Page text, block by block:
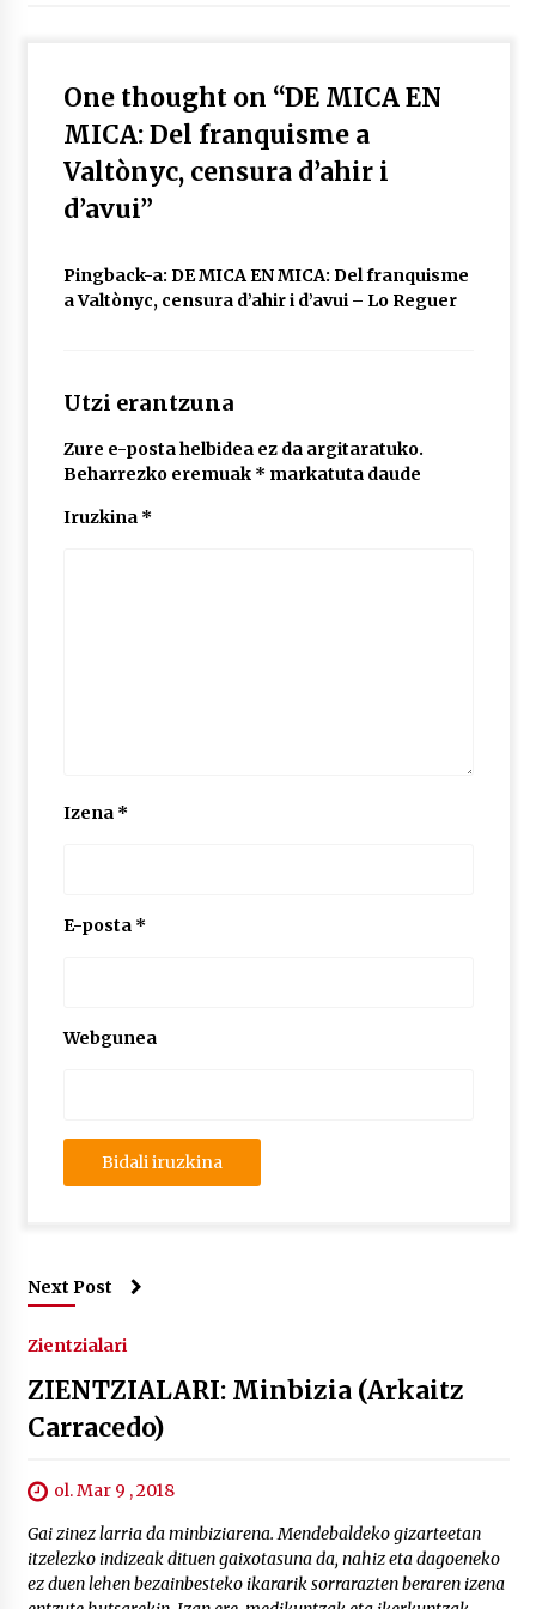
Tiga, Twisted Teens, Underscores, Habia
2026/07/02
One thought on “DE MICA EN
MICA: Del franquisme a
Valtònyc, censura d’ahir i
d’avui”
Pingback-a: DE MICA EN MICA: Del franquisme
a Valtònyc, censura d’ahir i d’avui – Lo Reguer
Utzi erantzuna
Zure e-posta helbidea ez da argitaratuko.
Beharrezko eremuak * markatuta daude
Iruzkina *
Izena *
E-posta *
Webgunea
Next Post
Zientzialari
ZIENTZIALARI: Minbizia (Arkaitz
Carracedo)
ol. Mar 9 , 2018
Gai zinez larria da minbiziarena. Mendebaldeko gizarteetan
itzelezko indizeak dituen gaixotasuna da, nahiz eta dagoeneko
ez duen lehen bezainbesteko ikararik sorrarazten beraren izena